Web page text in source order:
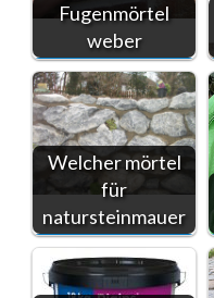
Fugenmörtel
weber
Welcher mörtel
für
natursteinmauer